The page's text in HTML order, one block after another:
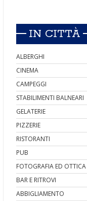
IN CITTÀ
ALBERGHI
CINEMA
CAMPEGGI
STABILIMENTI BALNEARI
GELATERIE
PIZZERIE
RISTORANTI
PUB
FOTOGRAFIA ED OTTICA
BAR E RITROVI
ABBIGLIAMENTO